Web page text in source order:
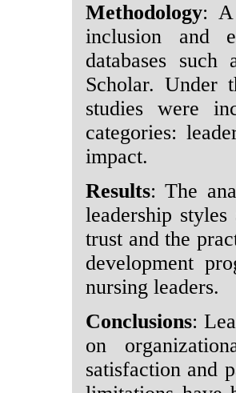
Methodology: A
inclusion and
databases
Scholar. Under
studies were
categories:
impact.
Results: The
leadership
trust and the
development
nursing leaders.
Conclusions:
on
satisfaction and